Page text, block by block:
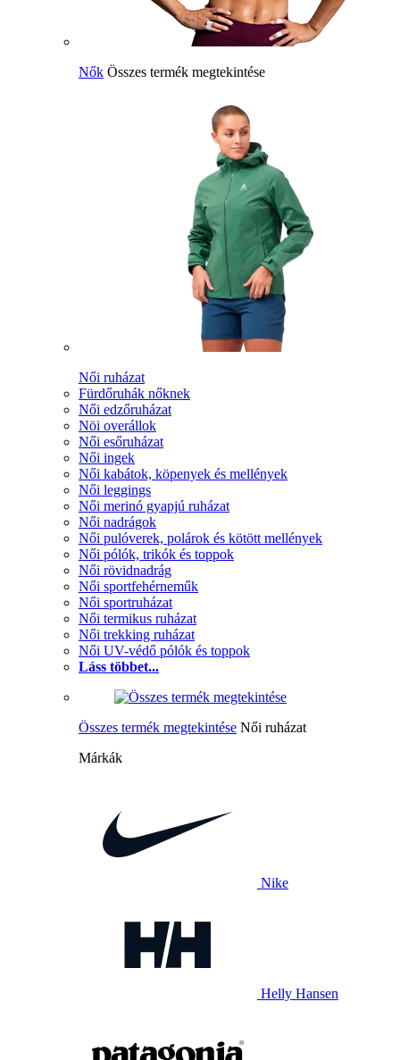
Nők Összes termék megtekintése
Női ruházat
Fürdőruhák nőknek
Női edzőruházat
Nöi overállok
Női esőruházat
Női ingek
Női kabátok, köpenyek és mellények
Női leggings
Női merinó gyapjú ruházat
Női nadrágok
Női pulóverek, polárok és kötött mellények
Női pólók, trikók és toppok
Női rövidnadrág
Női sportfehérneműk
Női sportruházat
Női termikus ruházat
Női trekking ruházat
Női UV-védő pólók és toppok
Láss többet...
Összes termék megtekintése Női ruházat
Márkák
Nike
Helly Hansen